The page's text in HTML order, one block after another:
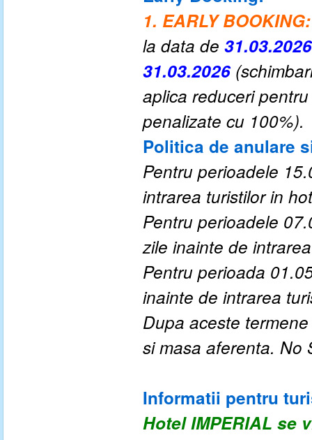
1. EARLY BOOKING:
la data de
31.03.2026
aplica reduceri
penalizate cu 100%).
Politica de anulare
Pentru perioadele
intrarea turistilor in
Pentru perioadele
zile inainte de
Pentru perioada
inainte de intrarea
Dupa aceste
si masa aferenta. No
Informatii pentru
Hotel IMPERIAL se